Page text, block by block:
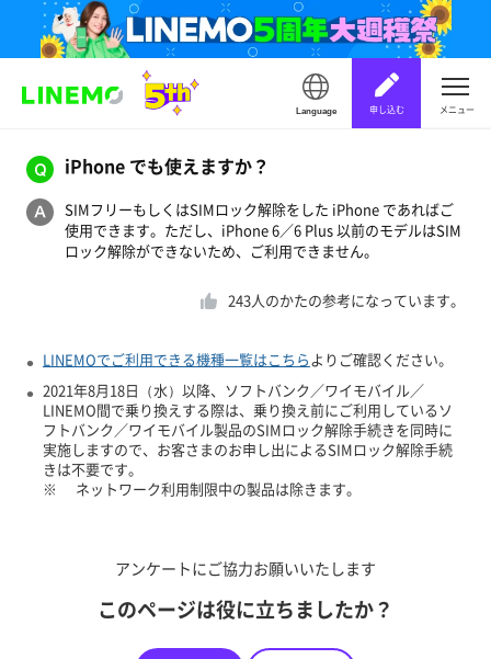
Language 申し込む メニュー
iPhone でも使えますか？
SIMフリーもしくはSIMロック解除をした iPhone であればご
使用できます。ただし、iPhone 6／6 Plus 以前のモデルはSIM
ロック解除ができないため、ご利用できません。
243人のかたの参考になっています。
LINEMOでご利用できる機種一覧はこちらよりご確認ください。
2021年8月18日（水）以降、ソフトバンク／ワイモバイル／
LINEMO間で乗り換えする際は、乗り換え前にご利用しているソ
フトバンク／ワイモバイル製品のSIMロック解除手続きを同時に
実施しますので、お客さまのお申し出によるSIMロック解除手続
きは不要です。
※
ネットワーク利用制限中の製品は除きます。
アンケートにご協力お願いいたします
このページは役に立ちましたか？